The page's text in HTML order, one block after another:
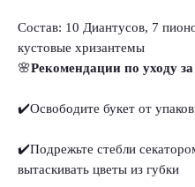
Состав: 10 Диантусов, 7
кустовые хризантемы
🌸Рекомендации по уходу
✔️Освободите букет от
✔️Подрежьте стебли
вытаскивать цветы из губки